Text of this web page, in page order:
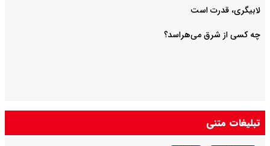
لابیگری، قدرت است
چه کسی از شرق می‌هراسد؟
تبلیغات متنی